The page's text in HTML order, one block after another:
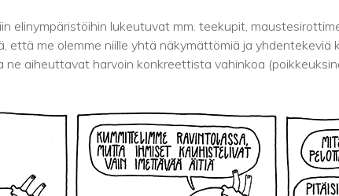
elinympäristöihin lukeutuvat mm. teekupit,
että me olemme niille yhtä näkymättömiä ja yhdentekeviä
aiheuttavat harvoin konkreettista vahinkoa